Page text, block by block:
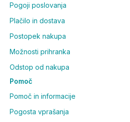
Pogoji poslovanja
Plačilo in dostava
Postopek nakupa
Možnosti prihranka
Odstop od nakupa
Pomoč
Pomoč in informacije
Pogosta vprašanja